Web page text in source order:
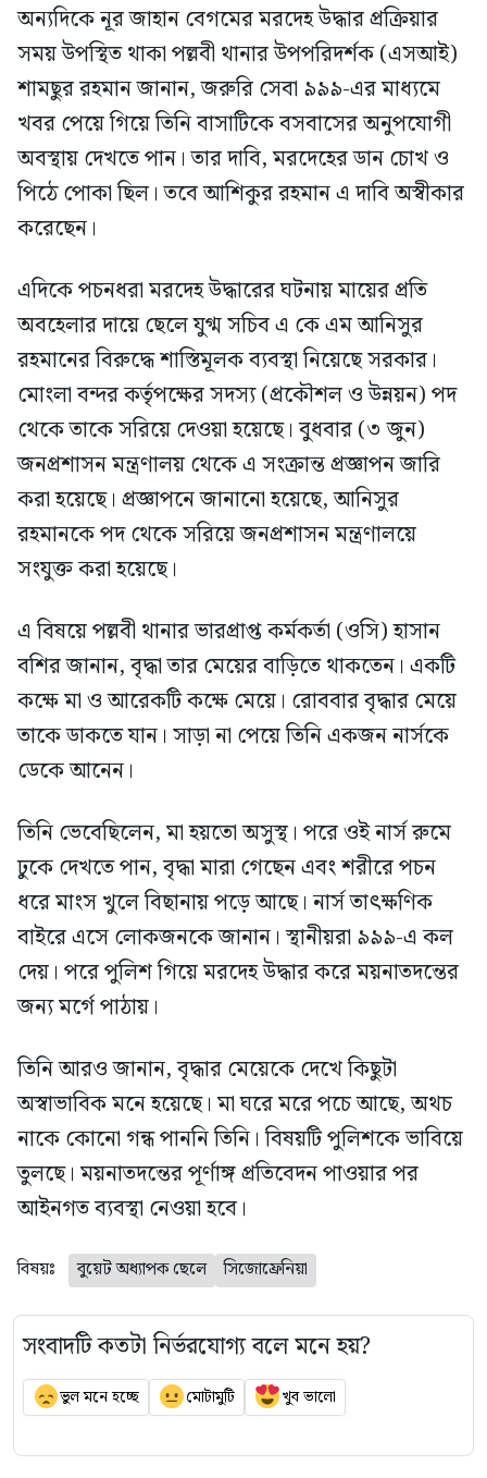
অন্যদিকে নূর জাহান বেগমের মরদেহ উদ্ধার প্রক্রিয়ার
সময় উপস্থিত থাকা পল্লবী থানার উপপরিদর্শক (এসআই)
শামছুর রহমান জানান, জরুরি সেবা ৯৯৯-এর মাধ্যমে
খবর পেয়ে গিয়ে তিনি বাসাটিকে বসবাসের অনুপযোগী
অবস্থায় দেখতে পান। তার দাবি, মরদেহের ডান চোখ ও
পিঠে পোকা ছিল। তবে আশিকুর রহমান এ দাবি অস্বীকার
করেছেন।
এদিকে পচনধরা মরদেহ উদ্ধারের ঘটনায় মায়ের প্রতি
অবহেলার দায়ে ছেলে যুগ্ম সচিব এ কে এম আনিসুর
রহমানের বিরুদ্ধে শাস্তিমূলক ব্যবস্থা নিয়েছে সরকার।
মোংলা বন্দর কর্তৃপক্ষের সদস্য (প্রকৌশল ও উন্নয়ন) পদ
থেকে তাকে সরিয়ে দেওয়া হয়েছে। বুধবার (৩ জুন)
জনপ্রশাসন মন্ত্রণালয় থেকে এ সংক্রান্ত প্রজ্ঞাপন জারি
করা হয়েছে। প্রজ্ঞাপনে জানানো হয়েছে, আনিসুর
রহমানকে পদ থেকে সরিয়ে জনপ্রশাসন মন্ত্রণালয়ে
সংযুক্ত করা হয়েছে।
এ বিষয়ে পল্লবী থানার ভারপ্রাপ্ত কর্মকর্তা (ওসি) হাসান
বশির জানান, বৃদ্ধা তার মেয়ের বাড়িতে থাকতেন। একটি
কক্ষে মা ও আরেকটি কক্ষে মেয়ে। রোববার বৃদ্ধার মেয়ে
তাকে ডাকতে যান। সাড়া না পেয়ে তিনি একজন নার্সকে
ডেকে আনেন।
তিনি ভেবেছিলেন, মা হয়তো অসুস্থ। পরে ওই নার্স রুমে
ঢুকে দেখতে পান, বৃদ্ধা মারা গেছেন এবং শরীরে পচন
ধরে মাংস খুলে বিছানায় পড়ে আছে। নার্স তাৎক্ষণিক
বাইরে এসে লোকজনকে জানান। স্থানীয়রা ৯৯৯-এ কল
দেয়। পরে পুলিশ গিয়ে মরদেহ উদ্ধার করে ময়নাতদন্তের
জন্য মর্গে পাঠায়।
তিনি আরও জানান, বৃদ্ধার মেয়েকে দেখে কিছুটা
অস্বাভাবিক মনে হয়েছে। মা ঘরে মরে পচে আছে, অথচ
নাকে কোনো গন্ধ পাননি তিনি। বিষয়টি পুলিশকে ভাবিয়ে
তুলছে। ময়নাতদন্তের পূর্ণাঙ্গ প্রতিবেদন পাওয়ার পর
আইনগত ব্যবস্থা নেওয়া হবে।
বিষয়ঃ বুয়েট অধ্যাপক ছেলে সিজোফ্রেনিয়া
সংবাদটি কতটা নির্ভরযোগ্য বলে মনে হয়?
ভুল মনে হচ্ছে মোটামুটি খুব ভালো